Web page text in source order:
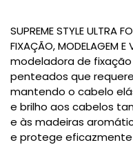
SUPREME STYLE ULTRA
FIXAÇÃO, MODELAGEM
modeladora de
penteados que
mantendo o cabelo
e brilho aos cabelos
e às madeiras
e protege